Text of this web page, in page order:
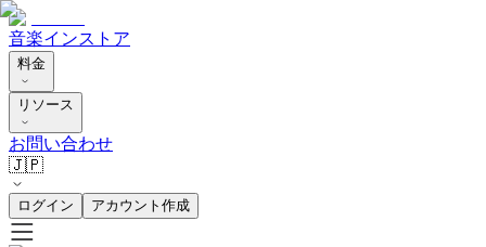
音楽インストア
料金
リソース
お問い合わせ
🇯🇵
ログイン アカウント作成